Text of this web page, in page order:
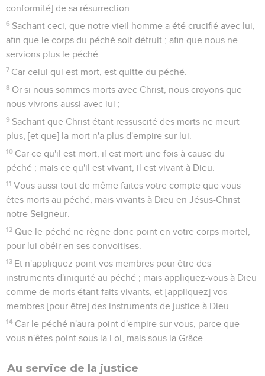
conformité] de sa résurrection.
6 Sachant ceci, que notre vieil homme a été crucifié avec lui,
afin que le corps du péché soit détruit ; afin que nous ne
servions plus le péché.
7 Car celui qui est mort, est quitte du péché.
8 Or si nous sommes morts avec Christ, nous croyons que
nous vivrons aussi avec lui ;
9 Sachant que Christ étant ressuscité des morts ne meurt
plus, [et que] la mort n'a plus d'empire sur lui.
10 Car ce qu'il est mort, il est mort une fois à cause du
péché ; mais ce qu'il est vivant, il est vivant à Dieu.
11 Vous aussi tout de même faites votre compte que vous
êtes morts au péché, mais vivants à Dieu en Jésus-Christ
notre Seigneur.
12 Que le péché ne règne donc point en votre corps mortel,
pour lui obéir en ses convoitises.
13 Et n'appliquez point vos membres pour être des
instruments d'iniquité au péché ; mais appliquez-vous à Dieu
comme de morts étant faits vivants, et [appliquez] vos
membres [pour être] des instruments de justice à Dieu.
14 Car le péché n'aura point d'empire sur vous, parce que
vous n'êtes point sous la Loi, mais sous la Grâce.
Au service de la justice